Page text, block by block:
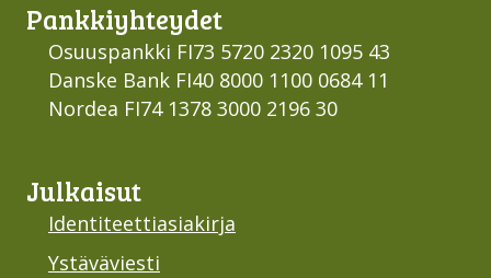
Pankki­yhteydet
Osuuspankki FI73 5720 2320 1095 43
Danske Bank FI40 8000 1100 0684 11
Nordea FI74 1378 3000 2196 30
Julkaisut
Identiteettiasiakirja
Ystäväviesti